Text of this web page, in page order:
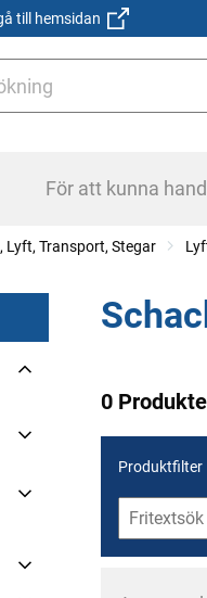
till hemsidan
För att kunna
Lyft, Transport, Stegar
0
Produktfilter